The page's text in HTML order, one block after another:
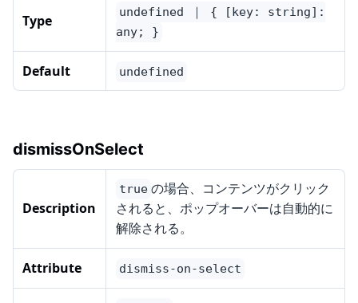
Type
undefined ｜ { [key: string]:
any; }
Default undefined
dismissOnSelect
Description
true の場合、コンテンツがクリック
されると、ポップオーバーは自動的に
解除される。
Attribute dismiss-on-select